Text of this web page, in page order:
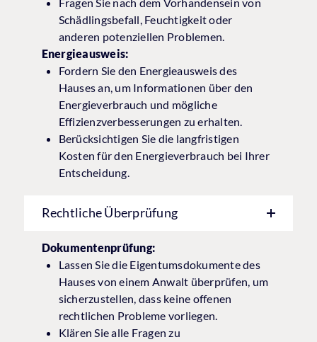
Schädlingsbefall, Feuchtigkeit oder
anderen potenziellen Problemen.
Energieausweis:
Fordern Sie den Energieausweis des
Hauses an, um Informationen über den
Energieverbrauch und mögliche
Effizienzverbesserungen zu erhalten.
Berücksichtigen Sie die langfristigen
Kosten für den Energieverbrauch bei Ihrer
Entscheidung.
Rechtliche Überprüfung
Dokumentenprüfung:
Lassen Sie die Eigentumsdokumente des
Hauses von einem Anwalt überprüfen, um
sicherzustellen, dass keine offenen
rechtlichen Probleme vorliegen.
Klären Sie alle Fragen zu